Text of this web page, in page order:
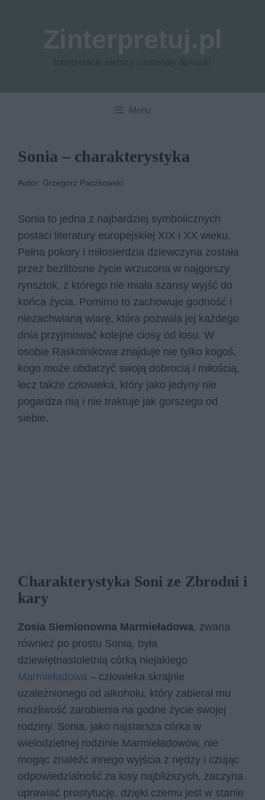
Menu
Sonia – charakterystyka
Autor: Grzegorz Paczkowski
Sonia to jedna z najbardziej symbolicznych
postaci literatury europejskiej XIX i XX wieku.
Pełna pokory i miłosierdzia dziewczyna została
przez bezlitosne życie wrzucona w najgorszy
rynsztok, z którego nie miała szansy wyjść do
końca życia. Pomimo to zachowuje godność i
niezachwianą wiarę, która pozwala jej każdego
dnia przyjmować kolejne ciosy od losu. W
osobie Raskolnikowa znajduje nie tylko kogoś,
kogo może obdarzyć swoją dobrocią i miłością,
lecz także człowieka, który jako jedyny nie
pogardza nią i nie traktuje jak gorszego od
siebie.
Charakterystyka Soni ze Zbrodni i
kary
Zosia Siemionowna Marmieładowa, zwana
również po prostu Sonią, była
dziewiętnastoletnią córką niejakiego
Marmieładowa – człowieka skrajnie
uzależnionego od alkoholu, który zabierał mu
możliwość zarobienia na godne życie swojej
rodziny. Sonia, jako najstarsza córka w
wielodzietnej rodzinie Marmieładowów, nie
mogąc znaleźć innego wyjścia z nędzy i czując
odpowiedzialność za losy najbliższych, zaczyna
uprawiać prostytucję, dzięki czemu jest w stanie